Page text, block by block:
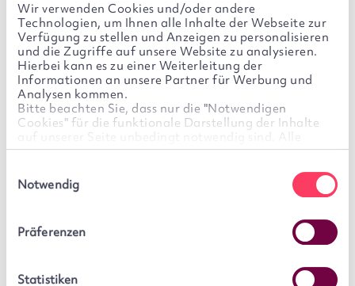
Wir verwenden Cookies und/oder andere
Technologien, um Ihnen alle Inhalte der Webseite zur
Verfügung zu stellen und Anzeigen zu personalisieren
und die Zugriffe auf unsere Website zu analysieren.
Hierbei kann es zu einer Weiterleitung der
Informationen an unsere Partner für Werbung und
Analysen kommen.
Bitte beachten Sie, dass nur die "Notwendigen
Cookies" für die funktionale Darstellung der Inhalte
auf unserer Seite unbedingt notwendig sind. Alle
weiteren Cookies sind optional. Für diese wird Ihre
jederzeit von Ihnen widerrufen werden. Sie können Ihre
Einwilligung im Cookie-Banner jederzeit selbst ändern,
des Cookie-Banners klicken.
who may receive and
process your information.
Notwendig
Präferenzen
Statistiken
Zulassung
§ 34f GewO